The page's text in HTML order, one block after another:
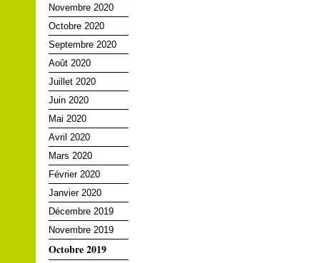
Novembre 2020
Octobre 2020
Septembre 2020
Août 2020
Juillet 2020
Juin 2020
Mai 2020
Avril 2020
Mars 2020
Février 2020
Janvier 2020
Décembre 2019
Novembre 2019
Octobre 2019